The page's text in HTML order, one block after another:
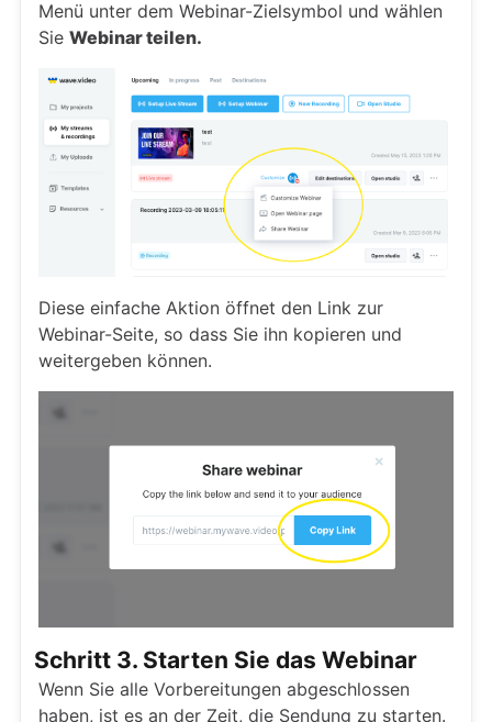
Menü unter dem Webinar-Zielsymbol und wählen
Sie Webinar teilen.
Diese einfache Aktion öffnet den Link zur
Webinar-Seite, so dass Sie ihn kopieren und
weitergeben können.
Schritt 3. Starten Sie das Webinar
Wenn Sie alle Vorbereitungen abgeschlossen
haben, ist es an der Zeit, die Sendung zu starten.